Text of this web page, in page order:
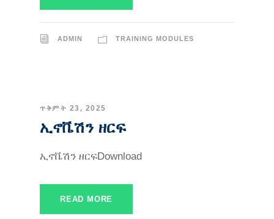
ADMIN TRAINING MODULES
ጥቅምት 23, 2025
ኢኖቬሽን ዘርፍ
ኢኖቬሽን ዘርፍDownload
READ MORE